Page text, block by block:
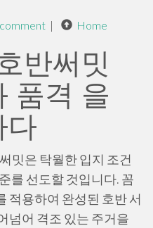
| Home
반써밋
품격 을
다
밋은 탁월한 입지 조건
를 선도할 것입니다. 꼼
적용하여 완성된 호반 서
넘어 격조 있는 주거을